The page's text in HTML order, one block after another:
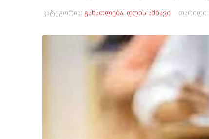
კატეგორია: განათლება, დღის ამბავი თარიღი: